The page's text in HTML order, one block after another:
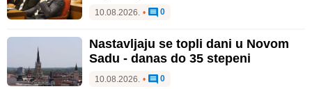
10.08.2026. • 0
Nastavljaju se topli dani u Novom
Sadu - danas do 35 stepeni
10.08.2026. • 0